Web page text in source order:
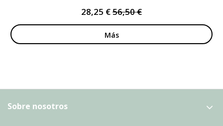
28,25 €56,50 €
Más
Sobre nosotros